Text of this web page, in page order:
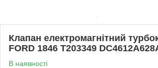
Клапан електромагнітний
FORD 1846 T203349
В наявності